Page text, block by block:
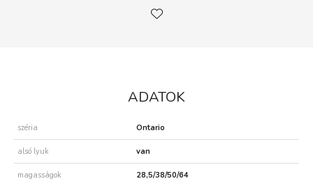
ADATOK
széria Ontario
alsó lyuk van
magasságok 28,5/38/50/64